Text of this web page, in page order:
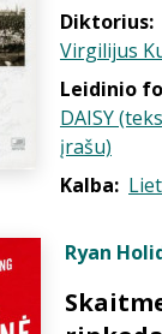
Diktorius:
Virgilijus
Leidinio
DAISY
įrašu)
Kalba:
Ryan